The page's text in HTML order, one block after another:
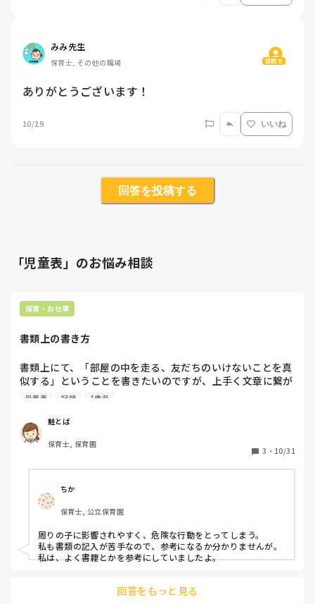
みみ先生
保育士, その他の職場 質問主
ありがとうございます！
10/29 いいね
回答を投稿する
「児童表」のお悩み相談
保育・お仕事
書類上の書き方
書類上にて、「部屋の中を走る、友だちのいけないことを真
似する」ということを書きたいのですが、上手く文章に繋が
りません。何か良い言い回しだったり変換の仕方はあります
児童表 記録 1歳児
鮭とば
保育士, 保育園
3 ・ 10/31
ちか
保育士, 公立保育園
周りの子に影響されやすく、危険な行動をとってしまう。
私も書類の記入が苦手なので、参考になるか分かりませんが。
私は、よく書籍とかを参考にしていましたよ。
回答をもっと見る